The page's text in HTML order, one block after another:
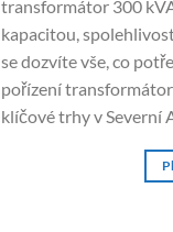
transformátor 300
kapacitou,
se dozvíte vše, co
pořízení
klíčové trhy v Severní